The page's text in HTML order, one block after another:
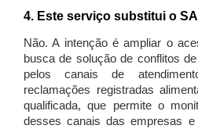
4. Este serviço substitui o
Não. A intenção é ampliar o
busca de solução de conflitos
pelos canais de
reclamações registradas
qualificada, que permite o
desses canais das empresas